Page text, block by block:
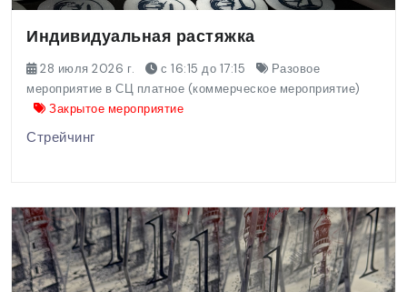
Индивидуальная растяжка
28 июля 2026 г. с 16:15 до 17:15
Разовое
мероприятие в СЦ платное (коммерческое мероприятие)
Закрытое мероприятие
Стрейчинг